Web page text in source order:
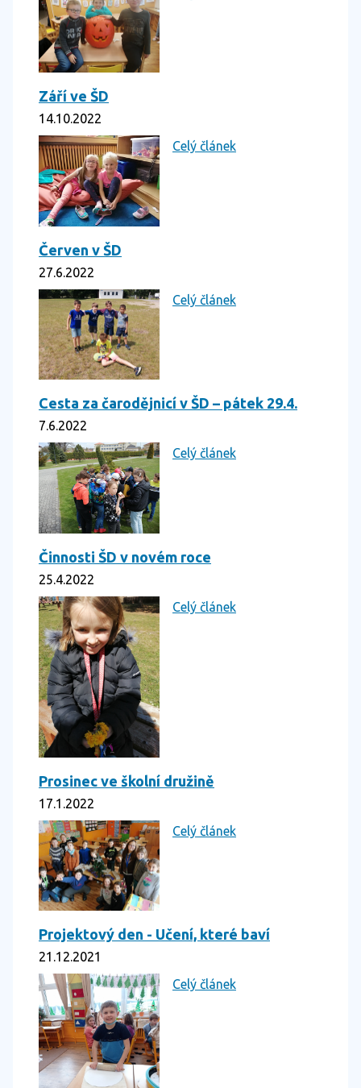
Září ve ŠD
14.10.2022
Celý článek
Červen v ŠD
27.6.2022
Celý článek
Cesta za čarodějnicí v ŠD – pátek 29.4.
7.6.2022
Celý článek
Činnosti ŠD v novém roce
25.4.2022
Celý článek
Prosinec ve školní družině
17.1.2022
Celý článek
Projektový den - Učení, které baví
21.12.2021
Celý článek